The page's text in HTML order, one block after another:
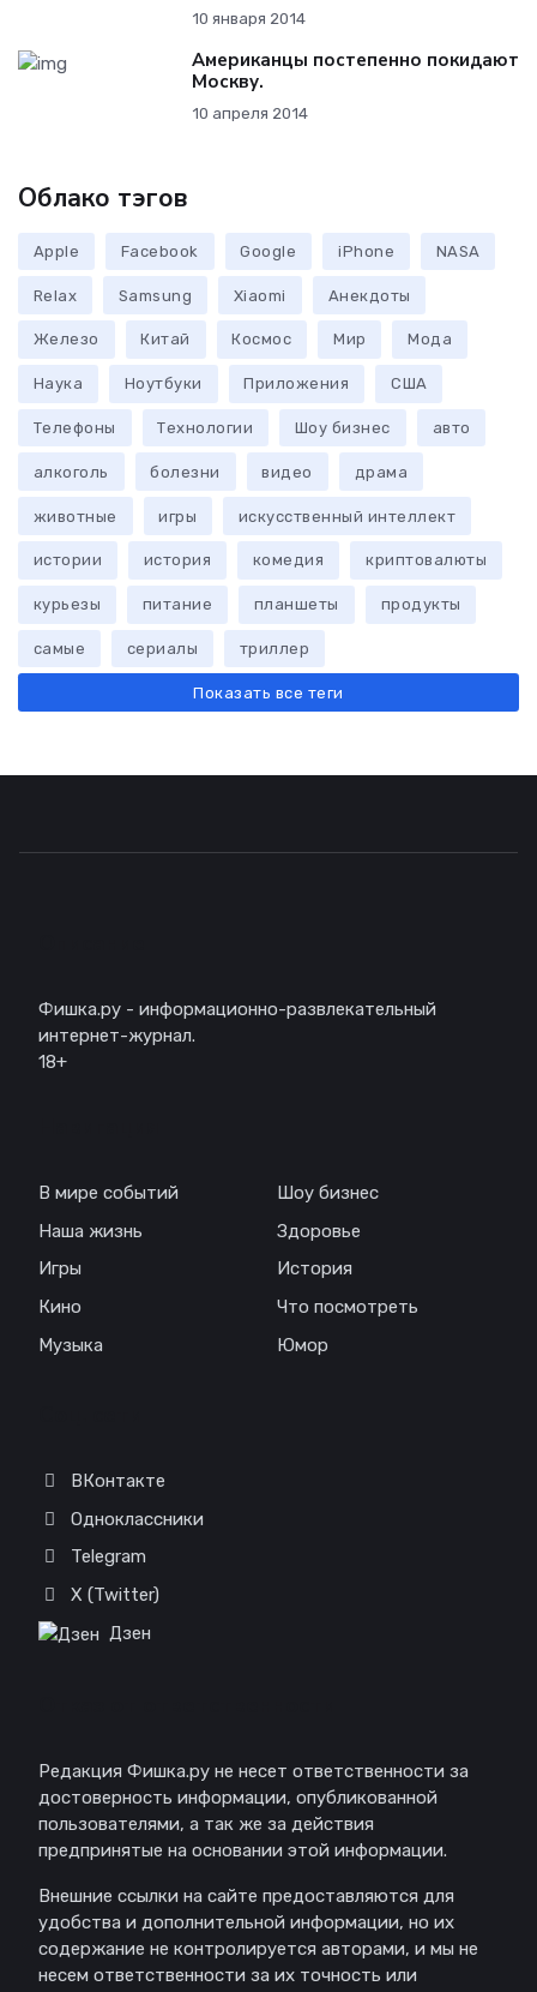
10 января 2014
Американцы постепенно покидают
Москву.
10 апреля 2014
Облако тэгов
Apple Facebook Google iPhone NASA
Relax Samsung Xiaomi Анекдоты
Железо Китай Космос Мир Мода
Наука Ноутбуки Приложения США
Телефоны Технологии Шоу бизнес авто
алкоголь болезни видео драма
животные игры искусственный интеллект
истории история комедия криптовалюты
курьезы питание планшеты продукты
самые сериалы триллер
Показать все теги
Фишка.ру - информационно-развлекательный
интернет-журнал.
18+
В мире событий
Наша жизнь
Игры
Кино
Музыка
Шоу бизнес
Здоровье
История
Что посмотреть
Юмор
ВКонтакте
Одноклассники
Telegram
X (Twitter)
Дзен
Редакция Фишка.ру не несет ответственности за
достоверность информации, опубликованной
пользователями, а так же за действия
предпринятые на основании этой информации.
Внешние ссылки на сайте предоставляются для
удобства и дополнительной информации, но их
содержание не контролируется авторами, и мы не
несем ответственности за их точность или